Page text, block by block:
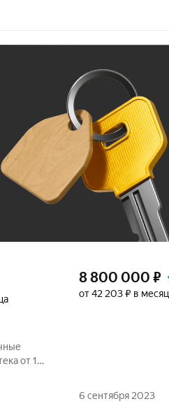
от 1%,
Дома
8 800 000 ₽
от 42 203 ₽ в месяц
6 сентября 2023